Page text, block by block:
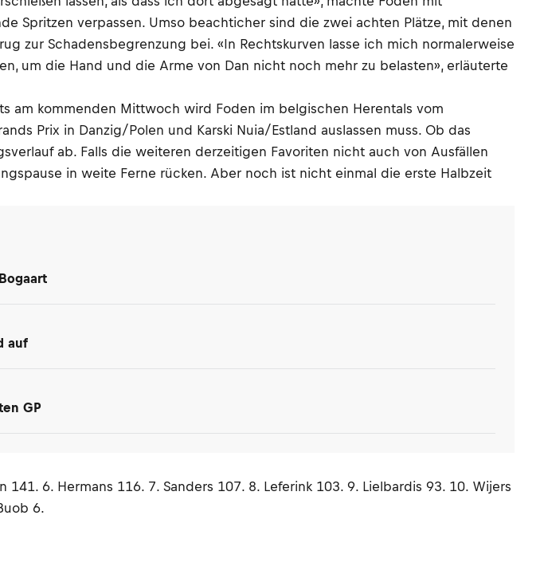
Spritzen verpassen. Umso beachticher sind die zwei achten Plätze, mit denen
zur Schadensbegrenzung bei. «In Rechtskurven lasse ich mich normalerweise
um die Hand und die Arme von Dan nicht noch mehr zu belasten», erläuterte
am kommenden Mittwoch wird Foden im belgischen Herentals vom
Prix in Danzig/Polen und Karski Nuia/Estland auslassen muss. Ob das
ab. Falls die weiteren derzeitigen Favoriten nicht auch von Ausfällen
in weite Ferne rücken. Aber noch ist nicht einmal die erste Halbzeit
auf
GP
6. Hermans 116. 7. Sanders 107. 8. Leferink 103. 9. Lielbardis 93. 10. Wijers
6.